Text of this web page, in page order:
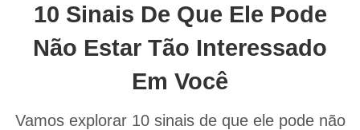
10 Sinais De Que Ele Pode
Não Estar Tão Interessado
Em Você
Vamos explorar 10 sinais de que ele pode não